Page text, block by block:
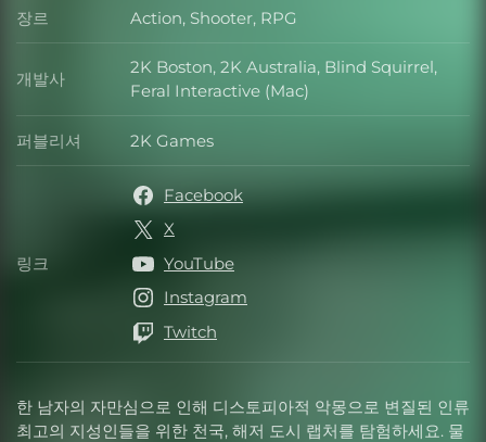
한 남자의 자만심으로 인해 디스토피아적 악몽으로 변질된 인류
최고의 지성인들을 위한 천국, 해저 도시 랩처를 탐험하세요. 물
장르 장르
Action, Shooter, RPG
개발사 개발사
2K Boston, 2K Australia, Blind Squirrel,
Feral Interactive (Mac)
퍼블리셔 퍼블리셔
2K Games
링크 링크
Facebook
X
YouTube
Instagram
Twitch